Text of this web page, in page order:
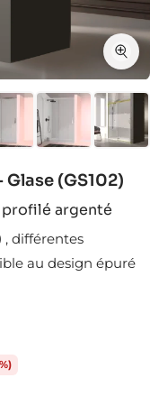
(GS102)
profilé argenté
, différentes
au design épuré